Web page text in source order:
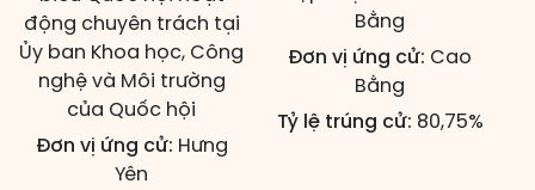
động chuyên trách tại
Ủy ban Khoa học, Công
nghệ và Môi trường
của Quốc hội
Đơn vị ứng cử: Hưng
Yên
Bằng
Đơn vị ứng cử: Cao
Bằng
Tỷ lệ trúng cử: 80,75%